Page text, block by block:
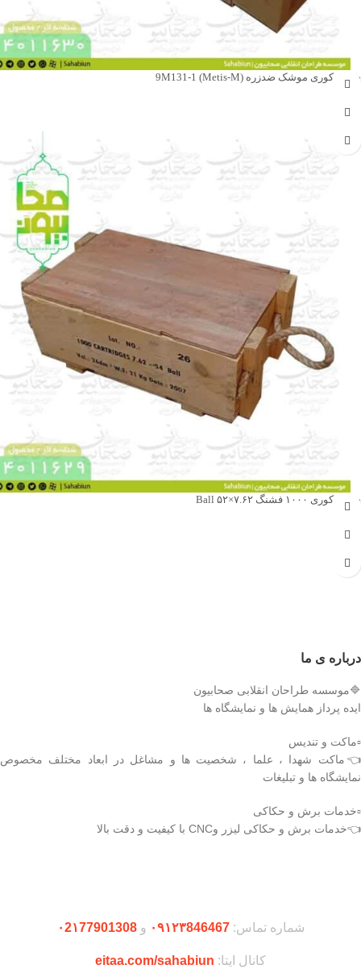
جعبه دکوری موشک ضدزره 9M131-1 (Metis-M)
جهت خرید تماس بگیرید
جعبه دکوری ۱۰۰۰ فشنگ ۷.۶۲×۵۲ Ball
جهت خرید تماس بگیرید
درباره ی ما
🔷موسسه طراحان انقلابی صحابیون
ایده پرداز همایش ها و نمایشگاه ها
▫️ماکت و تندیس
👈ماکت شهدا ، علما ، شخصیت ها و مشاغل در ابعاد مختلف مخصوص
نمایشگاه ها و تبلیغات
▫️خدمات برش و حکاکی
👈خدمات برش و حکاکی لیزر وCNC با کیفیت و دقت بالا
شماره تماس:۰۹۱۲۳846467 و۰2۱77901308
کانال ایتا: eitaa.com/sahabiun